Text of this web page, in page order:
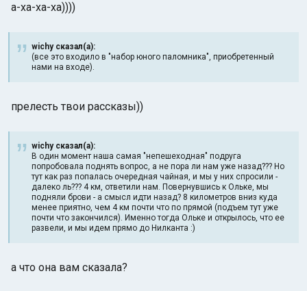
а-ха-ха-ха))))
wichy сказал(а):
(все это входило в "набор юного паломника", приобретенный
нами на входе).
прелесть твои рассказы))
wichy сказал(а):
В один момент наша самая "непешеходная" подруга
попробовала поднять вопрос, а не пора ли нам уже назад??? Но
тут как раз попалась очередная чайная, и мы у них спросили -
далеко ль??? 4 км, ответили нам. Повернувшись к Ольке, мы
подняли брови - а смысл идти назад? 8 километров вниз куда
менее приятно, чем 4 км почти что по прямой (подъем тут уже
почти что закончился). Именно тогда Ольке и открылось, что ее
развели, и мы идем прямо до Нилканта :)
а что она вам сказала?